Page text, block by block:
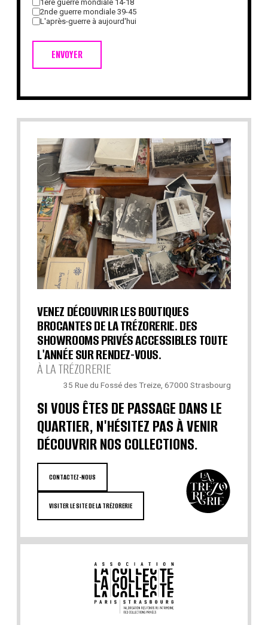
ENVOYER
1ère guerre mondiale 14-18
2nde guerre mondiale 39-45
L'après-guerre à aujourd'hui
VENEZ DÉCOUVRIR LES BOUTIQUES
BROCANTES DE LA TRÉZORERIE. DES
SHOWROOMS PRIVÉS ACCESSIBLES TOUTE
L'ANNÉE SUR RENDEZ-VOUS.
À LA TRÉZORERIE
35 Rue du Fossé des Treize, 67000 Strasbourg
SI VOUS ÊTES DE PASSAGE DANS LE
QUARTIER, N'HÉSITEZ PAS À VENIR
DÉCOUVRIR NOS COLLECTIONS.
CONTACTEZ-NOUS
VISITER LE SITE DE LA TRÉZORERIE